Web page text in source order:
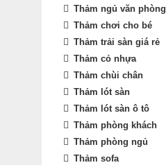
Thảm ngủ văn phòng
Thảm chơi cho bé
Thảm trải sàn giá rẻ
Thảm cỏ nhựa
Thảm chùi chân
Thảm lót sàn
Thảm lót sàn ô tô
Thảm phòng khách
Thảm phòng ngủ
Thảm sofa